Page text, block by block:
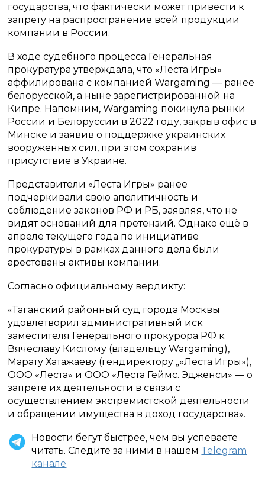
государства, что фактически может привести к
запрету на распространение всей продукции
компании в России.
В ходе судебного процесса Генеральная
прокуратура утверждала, что «Леста Игры»
аффилирована с компанией Wargaming — ранее
белорусской, а ныне зарегистрированной на
Кипре. Напомним, Wargaming покинула рынки
России и Белоруссии в 2022 году, закрыв офис в
Минске и заявив о поддержке украинских
вооружённых сил, при этом сохранив
присутствие в Украине.
Представители «Леста Игры» ранее
подчеркивали свою аполитичность и
соблюдение законов РФ и РБ, заявляя, что не
видят оснований для претензий. Однако ещё в
апреле текущего года по инициативе
прокуратуры в рамках данного дела были
арестованы активы компании.
Согласно официальному вердикту:
«Таганский районный суд города Москвы
удовлетворил административный иск
заместителя Генерального прокурора РФ к
Вячеславу Кислому (владельцу Wargaming),
Марату Хатажаеву (гендиректору „«Леста Игры»),
ООО «Леста» и ООО «Леста Геймс. Эдженси» — о
запрете их деятельности в связи с
осуществлением экстремистской деятельности
и обращении имущества в доход государства».
Новости бегут быстрее, чем вы успеваете
читать. Следите за ними в нашем Telegram
канале